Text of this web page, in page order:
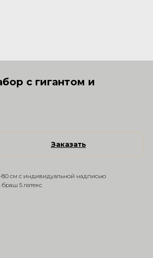
с гигантом и
Заказать
80 см с индивидуальной надписью
5 латекс